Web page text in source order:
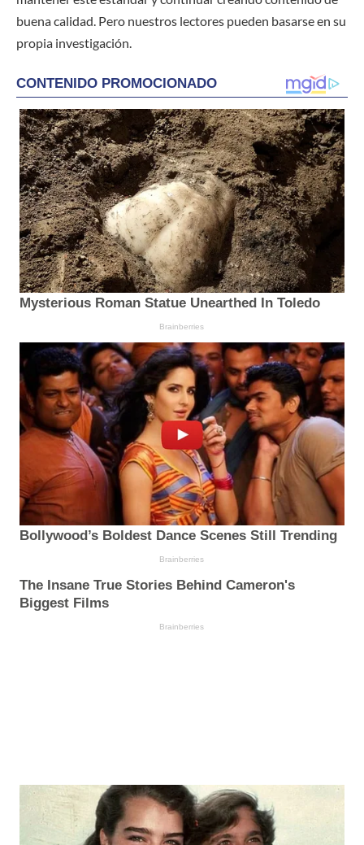
buena calidad. Pero nuestros lectores pueden basarse en su
propia investigación.